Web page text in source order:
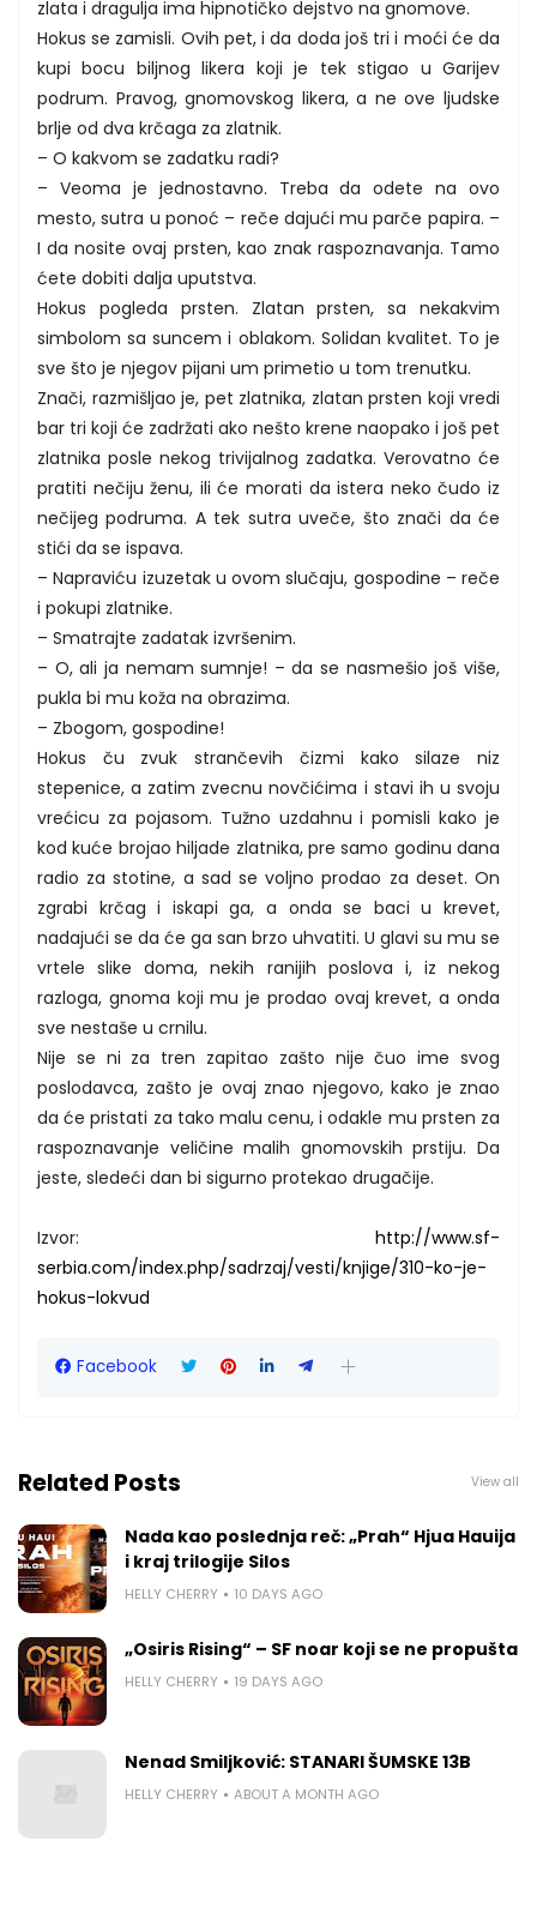
zlata i dragulja ima hipnotičko dejstvo na gnomove.
Hokus se zamisli. Ovih pet, i da doda još tri i moći će da
kupi bocu biljnog likera koji je tek stigao u Garijev
podrum. Pravog, gnomovskog likera, a ne ove ljudske
brlje od dva krčaga za zlatnik.
– O kakvom se zadatku radi?
– Veoma je jednostavno. Treba da odete na ovo
mesto, sutra u ponoć – reče dajući mu parče papira. –
I da nosite ovaj prsten, kao znak raspoznavanja. Tamo
ćete dobiti dalja uputstva.
Hokus pogleda prsten. Zlatan prsten, sa nekakvim
simbolom sa suncem i oblakom. Solidan kvalitet. To je
sve što je njegov pijani um primetio u tom trenutku.
Znači, razmišljao je, pet zlatnika, zlatan prsten koji vredi
bar tri koji će zadržati ako nešto krene naopako i još pet
zlatnika posle nekog trivijalnog zadatka. Verovatno će
pratiti nečiju ženu, ili će morati da istera neko čudo iz
nečijeg podruma. A tek sutra uveče, što znači da će
stići da se ispava.
– Napraviću izuzetak u ovom slučaju, gospodine – reče
i pokupi zlatnike.
– Smatrajte zadatak izvršenim.
– O, ali ja nemam sumnje! – da se nasmešio još više,
pukla bi mu koža na obrazima.
– Zbogom, gospodine!
Hokus ču zvuk strančevih čizmi kako silaze niz
stepenice, a zatim zvecnu novčićima i stavi ih u svoju
vrećicu za pojasom. Tužno uzdahnu i pomisli kako je
kod kuće brojao hiljade zlatnika, pre samo godinu dana
radio za stotine, a sad se voljno prodao za deset. On
zgrabi krčag i iskapi ga, a onda se baci u krevet,
nadajući se da će ga san brzo uhvatiti. U glavi su mu se
vrtele slike doma, nekih ranijih poslova i, iz nekog
razloga, gnoma koji mu je prodao ovaj krevet, a onda
sve nestaše u crnilu.
Nije se ni za tren zapitao zašto nije čuo ime svog
poslodavca, zašto je ovaj znao njegovo, kako je znao
da će pristati za tako malu cenu, i odakle mu prsten za
raspoznavanje veličine malih gnomovskih prstiju. Da
jeste, sledeći dan bi sigurno protekao drugačije.
Izvor: http://www.sf-
serbia.com/index.php/sadrzaj/vesti/knjige/310-ko-je-
hokus-lokvud
Facebook
Related Posts View all
Nada kao poslednja reč: „Prah“ Hjua Hauija
i kraj trilogije Silos
HELLY CHERRY 10 DAYS AGO
„Osiris Rising“ – SF noar koji se ne propušta
HELLY CHERRY 19 DAYS AGO
Nenad Smiljković: STANARI ŠUMSKE 13B
HELLY CHERRY ABOUT A MONTH AGO